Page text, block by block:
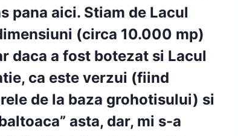
pana aici. Stiam de Lacul
(circa 10.000 mp)
daca a fost botezat si Lacul
ca este verzui (fiind
de la baza grohotisului) si
asta, dar, mi s-a